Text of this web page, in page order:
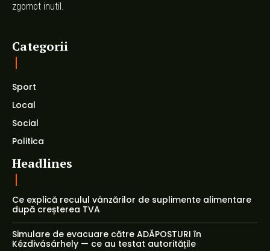
zgomot inutil.
Categorii
Sport
Local
Social
Politica
Headlines
Ce explică reculul vânzărilor de suplimente alimentare
după creșterea TVA
Simulare de evacuare către ADĂPOSTURI în
Kézdivásárhely — ce au testat autoritățile